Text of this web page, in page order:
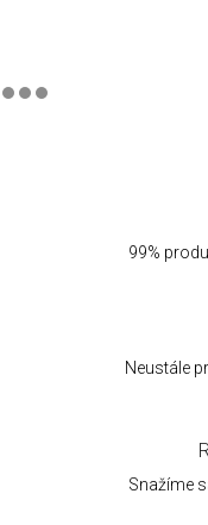
99%
Neustále
Snažíme